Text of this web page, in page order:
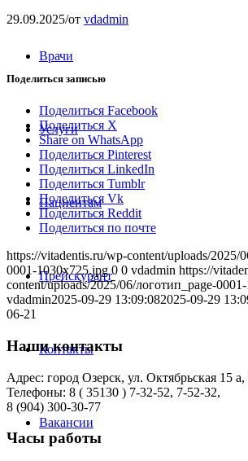
Врачи
Услуги
Пациентам
Прейскурант
Контакты
Вакансии
29.09.2025/от vdadmin
Поделиться записью
Поделиться Facebook
Поделиться X
Share on WhatsApp
Поделиться Pinterest
Поделиться LinkedIn
Поделиться Tumblr
Поделиться Vk
Поделиться Reddit
Поделиться по почте
https://vitadentis.ru/wp-content/uploads/2025/
0001-1030x725.jpg 0 0 vdadmin https://
content/uploads/2025/06/логотип_page-
vdadmin2025-09-29 13:09:082025-09-29
06-21
Наши контакты
Адрес: город Озерск, ул. Октябрьская 15
Телефоны: 8 ( 35130 ) 7-32-52, 7-52-32,
8 (904) 300-30-77
Часы работы